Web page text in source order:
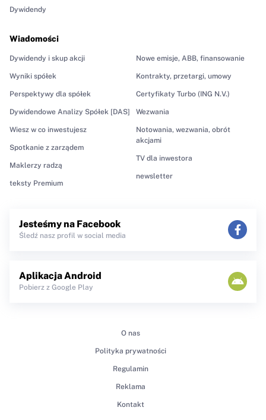
Dywidendy
Wiadomości
Dywidendy i skup akcji
Wyniki spółek
Perspektywy dla spółek
Dywidendowe Analizy Spółek [DAS]
Wiesz w co inwestujesz
Spotkanie z zarządem
Maklerzy radzą
teksty Premium
Nowe emisje, ABB, finansowanie
Kontrakty, przetargi, umowy
Certyfikaty Turbo (ING N.V.)
Wezwania
Notowania, wezwania, obrót
akcjami
TV dla inwestora
newsletter
Jesteśmy na Facebook
Śledź nasz profil w social media
Aplikacja Android
Pobierz z Google Play
O nas
Polityka prywatności
Regulamin
Reklama
Kontakt